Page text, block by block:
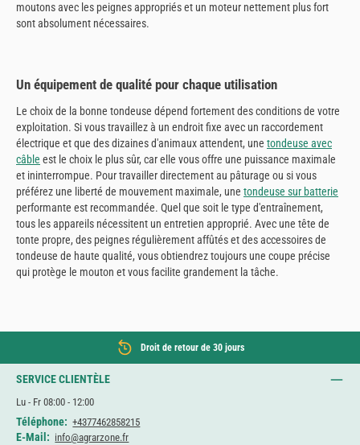
moutons avec les peignes appropriés et un moteur nettement plus fort
sont absolument nécessaires.
Un équipement de qualité pour chaque utilisation
Le choix de la bonne tondeuse dépend fortement des conditions de votre
exploitation. Si vous travaillez à un endroit fixe avec un raccordement
électrique et que des dizaines d'animaux attendent, une tondeuse avec
câble est le choix le plus sûr, car elle vous offre une puissance maximale
et ininterrompue. Pour travailler directement au pâturage ou si vous
préférez une liberté de mouvement maximale, une tondeuse sur batterie
performante est recommandée. Quel que soit le type d'entraînement,
tous les appareils nécessitent un entretien approprié. Avec une tête de
tonte propre, des peignes régulièrement affûtés et des accessoires de
tondeuse de haute qualité, vous obtiendrez toujours une coupe précise
qui protège le mouton et vous facilite grandement la tâche.
Droit de retour de 30 jours
SERVICE CLIENTÈLE
Lu - Fr 08:00 - 12:00
Téléphone: +4377462858215
E-Mail: info@agrarzone.fr